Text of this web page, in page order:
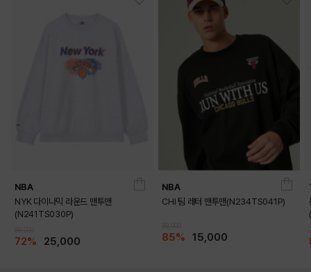
NBA
NYK 다이나믹 라운드 맨투맨
(N241TS030P)
72% 25,000
NBA
CHI 팀 레터 맨투맨(N234TS041P)
85% 15,000